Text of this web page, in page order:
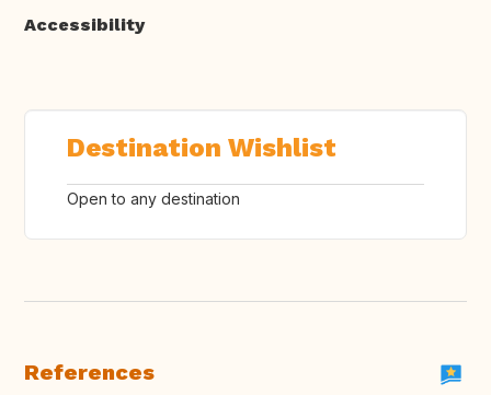
Accessibility
Destination Wishlist
Open to any destination
References